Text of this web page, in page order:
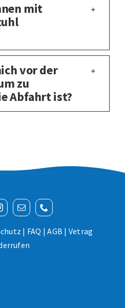
mit
vor der
zu
Abfahrt ist?
| FAQ |AGB | Vetrag